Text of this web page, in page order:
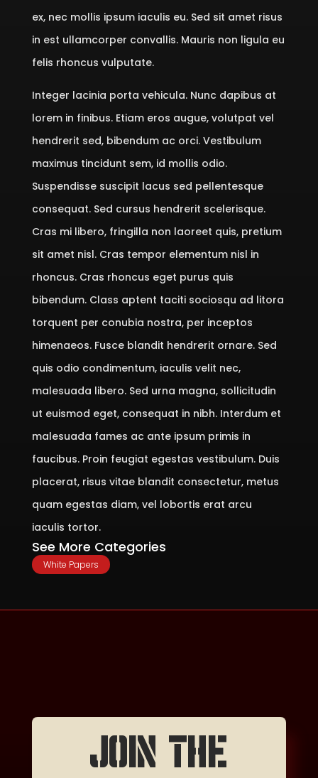
ex, nec mollis ipsum iaculis eu. Sed sit amet risus
in est ullamcorper convallis. Mauris non ligula eu
felis rhoncus vulputate.
Integer lacinia porta vehicula. Nunc dapibus at
lorem in finibus. Etiam eros augue, volutpat vel
hendrerit sed, bibendum ac orci. Vestibulum
maximus tincidunt sem, id mollis odio.
Suspendisse suscipit lacus sed pellentesque
consequat. Sed cursus hendrerit scelerisque.
Cras mi libero, fringilla non laoreet quis, pretium
sit amet nisl. Cras tempor elementum nisl in
rhoncus. Cras rhoncus eget purus quis
bibendum. Class aptent taciti sociosqu ad litora
torquent per conubia nostra, per inceptos
himenaeos. Fusce blandit hendrerit ornare. Sed
quis odio condimentum, iaculis velit nec,
malesuada libero. Sed urna magna, sollicitudin
ut euismod eget, consequat in nibh. Interdum et
malesuada fames ac ante ipsum primis in
faucibus. Proin feugiat egestas vestibulum. Duis
placerat, risus vitae blandit consectetur, metus
quam egestas diam, vel lobortis erat arcu
iaculis tortor.
See More Categories
White Papers
JOIN THE